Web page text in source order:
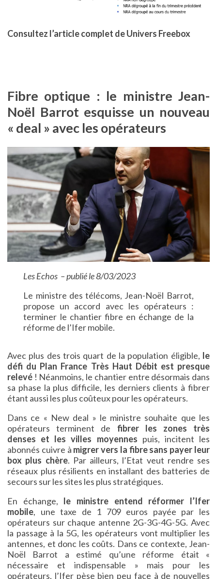
Consultez l’article complet de Univers Freebox
Fibre optique : le ministre Jean-
Noël Barrot esquisse un nouveau
« deal » avec les opérateurs
Les Echos – publié le 8/03/2023
Le ministre des télécoms, Jean-Noël Barrot,
propose un accord avec les opérateurs :
terminer le chantier fibre en échange de la
réforme de l’Ifer mobile.
Avec plus des trois quart de la population éligible, le
défi du Plan France Très Haut Débit est presque
relevé ! Néanmoins, le chantier entre désormais dans
sa phase la plus difficile, les derniers clients à fibrer
étant aussi les plus coûteux pour les opérateurs.
Dans ce « New deal » le ministre souhaite que les
opérateurs terminent de fibrer les zones très
denses et les villes moyennes puis, incitent les
abonnés cuivre à migrer vers la fibre sans payer leur
box plus chère. Par ailleurs, l’Etat veut rendre ses
réseaux plus résilients en installant des batteries de
secours sur les sites les plus stratégiques.
En échange, le ministre entend réformer l’Ifer
mobile, une taxe de 1 709 euros payée par les
opérateurs sur chaque antenne 2G-3G-4G-5G. Avec
la passage à la 5G, les opérateurs vont multiplier les
antennes, et donc les coûts. Dans ce contexte, Jean-
Noël Barrot a estimé qu’une réforme était «
nécessaire et indispensable » mais pour les
opérateurs, l’Ifer pèse bien peu face à de nouvelles